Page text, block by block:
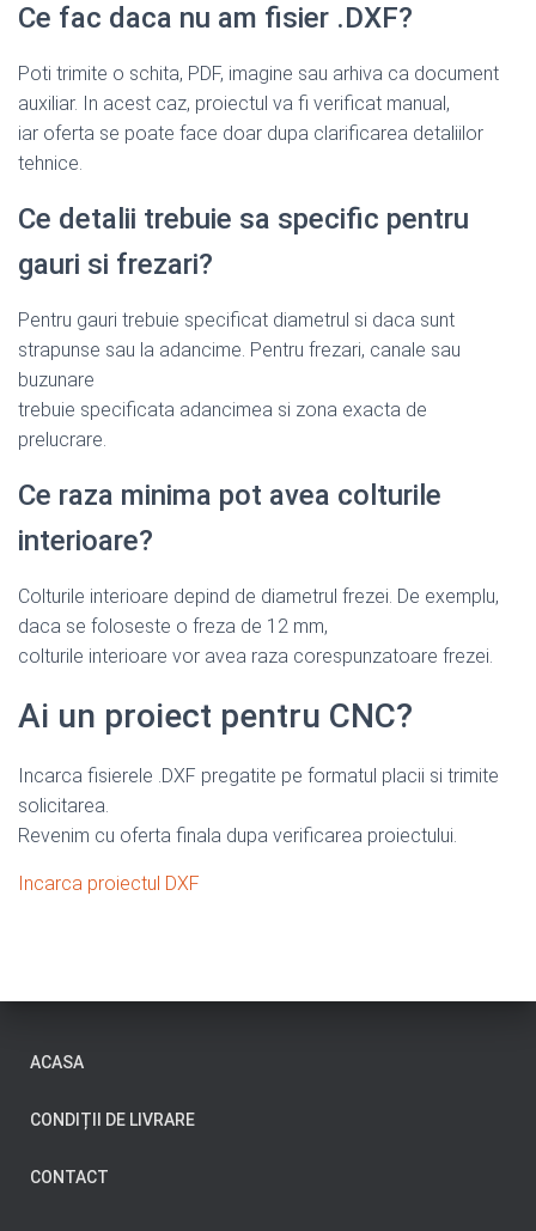
Ce fac daca nu am fisier .DXF?
Poti trimite o schita, PDF, imagine sau arhiva ca document
auxiliar. In acest caz, proiectul va fi verificat manual,
iar oferta se poate face doar dupa clarificarea detaliilor
tehnice.
Ce detalii trebuie sa specific pentru
gauri si frezari?
Pentru gauri trebuie specificat diametrul si daca sunt
strapunse sau la adancime. Pentru frezari, canale sau
buzunare
trebuie specificata adancimea si zona exacta de
prelucrare.
Ce raza minima pot avea colturile
interioare?
Colturile interioare depind de diametrul frezei. De exemplu,
daca se foloseste o freza de 12 mm,
colturile interioare vor avea raza corespunzatoare frezei.
Ai un proiect pentru CNC?
Incarca fisierele .DXF pregatite pe formatul placii si trimite
solicitarea.
Revenim cu oferta finala dupa verificarea proiectului.
Incarca proiectul DXF
ACASA
CONDIȚII DE LIVRARE
CONTACT